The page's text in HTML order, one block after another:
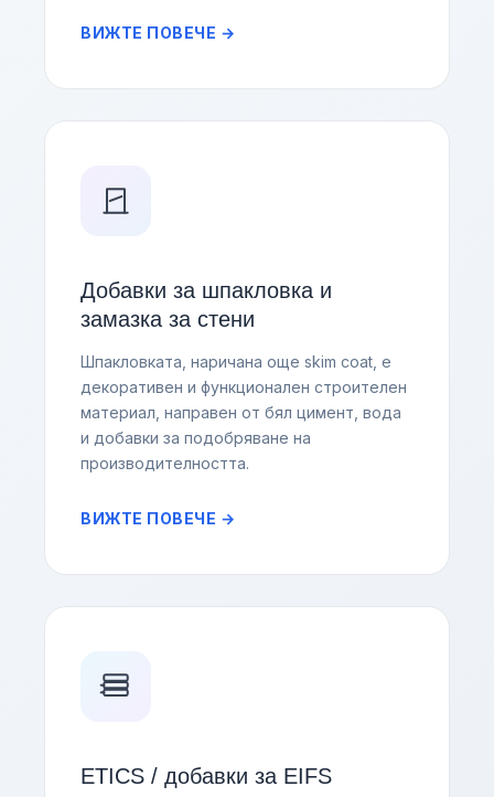
ВИЖТЕ ПОВЕЧЕ →
Добавки за шпакловка и
замазка за стени
Шпакловката, наричана още skim coat, е
декоративен и функционален строителен
материал, направен от бял цимент, вода
и добавки за подобряване на
производителността.
ВИЖТЕ ПОВЕЧЕ →
ETICS / добавки за EIFS